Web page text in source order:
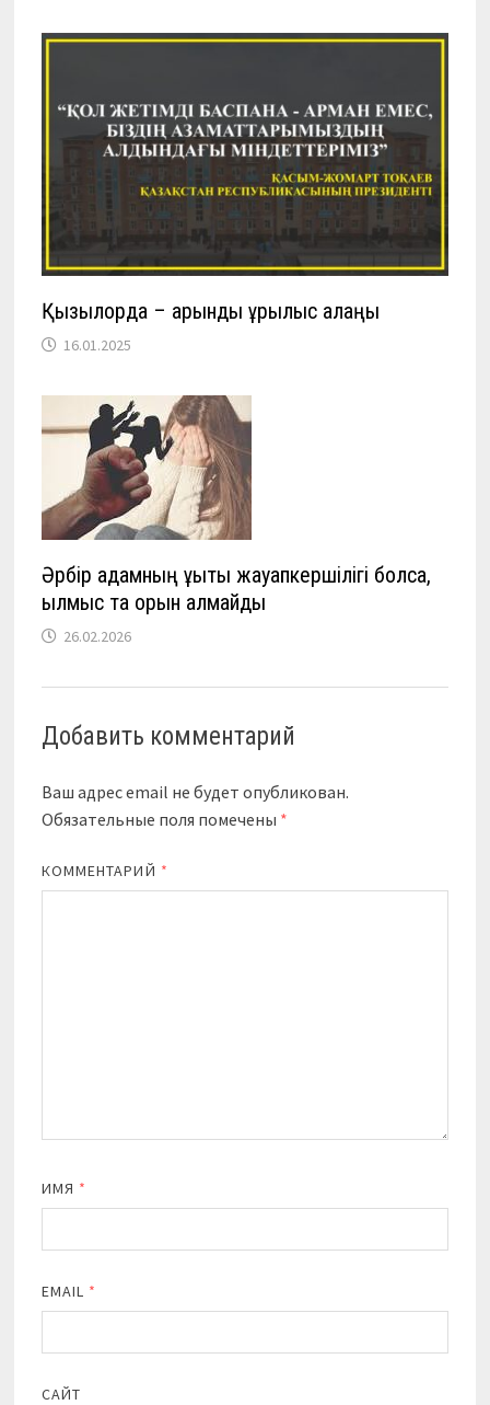
Қызылорда – қарқынды құрылыс алаңы
16.01.2025
Әрбір адамның құқықтық жауапкершілігі болса,
қылмыс та орын алмайды
26.02.2026
Добавить комментарий
Ваш адрес email не будет опубликован.
Обязательные поля помечены *
КОММЕНТАРИЙ *
ИМЯ *
EMAIL *
САЙТ